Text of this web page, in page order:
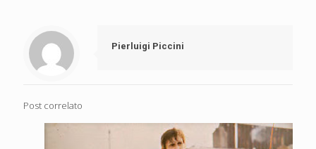
Pierluigi Piccini
Post correlato